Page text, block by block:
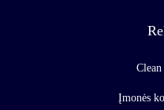
Įmonės